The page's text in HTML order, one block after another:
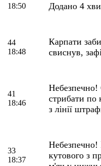
18:50 Додано 4
44
18:48
Карпати
свиснув,
41
18:46
Небезпечно!
стрибати по
з лінії
33
18:37
Небезпечно!
кутового з